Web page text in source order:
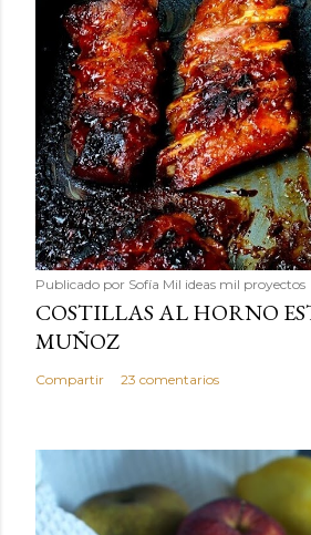
Publicado por Sofía Mil ideas mil proyectos
COSTILLAS AL HORNO
MUÑOZ
Compartir 23 comentarios